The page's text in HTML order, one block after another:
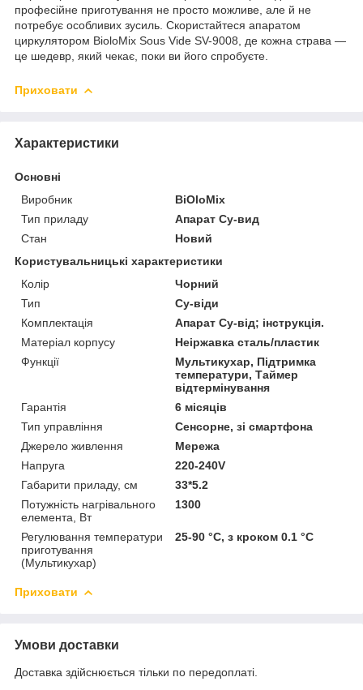
професійне приготування не просто можливе, але й не
потребує особливих зусиль. Скористайтеся апаратом
циркулятором BioloMix Sous Vide SV-9008, де кожна страва —
це шедевр, який чекає, поки ви його спробуєте.
Приховати
Характеристики
Основні
Виробник
BiOloMix
Тип приладу
Апарат Су-вид
Стан
Новий
Користувальницькі характеристики
Колір
Чорний
Тип
Су-віди
Комплектація
Апарат Су-від; інструкція.
Матеріал корпусу
Неіржавка сталь/пластик
Функції
Мультикухар, Підтримка
температури, Таймер
відтермінування
Гарантія
6 місяців
Тип управління
Сенсорне, зі смартфона
Джерело живлення
Мережа
Напруга
220-240V
Габарити приладу, см
33*5.2
Потужність нагрівального
елемента, Вт
1300
Регулювання температури
приготування
(Мультикухар)
25-90 °C, з кроком 0.1 °C
Приховати
Умови доставки
Доставка здійснюється тільки по передоплаті.